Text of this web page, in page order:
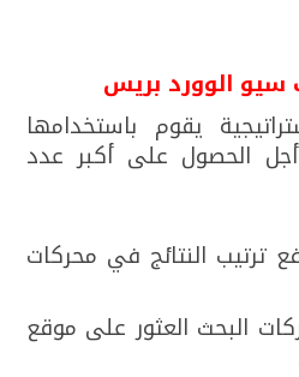
سيو الوورد بريس
يقوم باستخدامها
الحصول على أكبر عدد
ترتيب النتائج في محركات
البحث العثور على موقع